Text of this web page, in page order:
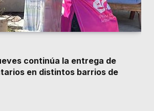
continúa la entrega de
en distintos barrios de